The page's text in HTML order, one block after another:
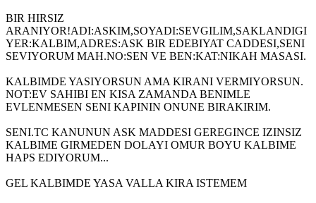
BIR HIRSIZ
ARANIYOR!ADI:ASKIM,SOYADI:SEVGILIM,SAKLANDIGI
YER:KALBIM,ADRES:ASK BIR EDEBIYAT CADDESI,SENI
SEVIYORUM MAH.NO:SEN VE BEN:KAT:NIKAH MASASI.
KALBIMDE YASIYORSUN AMA KIRANI VERMIYORSUN.
NOT:EV SAHIBI EN KISA ZAMANDA BENIMLE
EVLENMESEN SENI KAPININ ONUNE BIRAKIRIM.
SENI.TC KANUNUN ASK MADDESI GEREGINCE IZINSIZ
KALBIME GIRMEDEN DOLAYI OMUR BOYU KALBIME
HAPS EDIYORUM...
GEL KALBIMDE YASA VALLA KIRA ISTEMEM